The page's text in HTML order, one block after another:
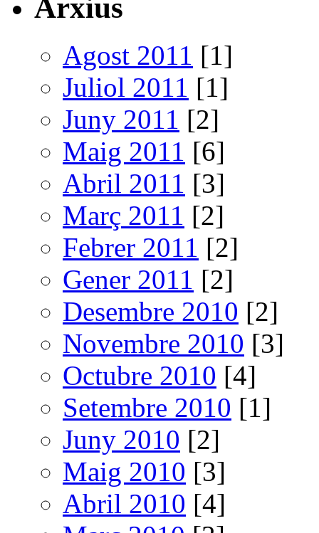
Arxius
Agost 2011 [1]
Juliol 2011 [1]
Juny 2011 [2]
Maig 2011 [6]
Abril 2011 [3]
Març 2011 [2]
Febrer 2011 [2]
Gener 2011 [2]
Desembre 2010 [2]
Novembre 2010 [3]
Octubre 2010 [4]
Setembre 2010 [1]
Juny 2010 [2]
Maig 2010 [3]
Abril 2010 [4]